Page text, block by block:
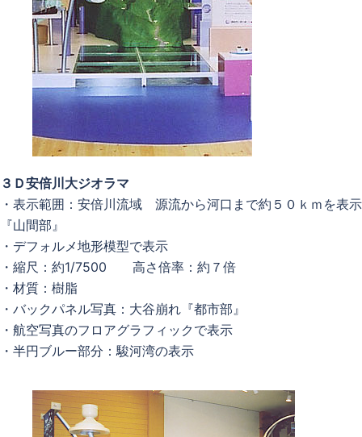
３Ｄ安倍川大ジオラマ
・表示範囲：安倍川流域 源流から河口まで約５０ｋｍを表示
『山間部』
・デフォルメ地形模型で表示
・縮尺：約1/7500 高さ倍率：約７倍
・材質：樹脂
・バックパネル写真：大谷崩れ『都市部』
・航空写真のフロアグラフィックで表示
・半円ブルー部分：駿河湾の表示